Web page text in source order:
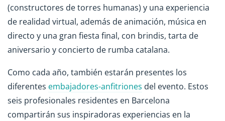
(constructores de torres humanas) y una experiencia
de realidad virtual, además de animación, música en
directo y una gran fiesta final, con brindis, tarta de
aniversario y concierto de rumba catalana.
Como cada año, también estarán presentes los
diferentes embajadores-anfitriones del evento. Estos
seis profesionales residentes en Barcelona
compartirán sus inspiradoras experiencias en la